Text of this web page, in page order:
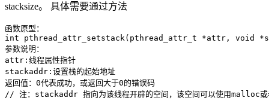
stacksize。 具体需要通过方法
函数原型：
int pthread_attr_setstack(pthread_attr_t *attr, void
参数说明：
attr:线程属性指针
stackaddr:设置栈的起始地址
返回值：0代表成功，或返回大于0的错误码
// 注：stackaddr 指向为该线程开辟的空间，该空间可以使用malloc或